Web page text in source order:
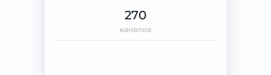
270
каналов